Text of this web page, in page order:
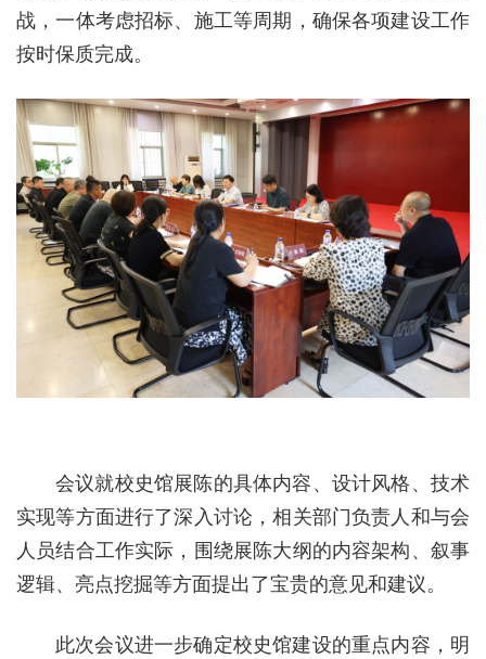
战，一体考虑招标、施工等周期，确保各项建设工作
按时保质完成。
会议就校史馆展陈的具体内容、设计风格、技术
实现等方面进行了深入讨论，相关部门负责人和与会
人员结合工作实际，围绕展陈大纲的内容架构、叙事
逻辑、亮点挖掘等方面提出了宝贵的意见和建议。
此次会议进一步确定校史馆建设的重点内容，明